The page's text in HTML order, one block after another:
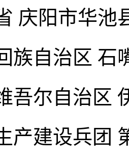
阳市华池
自治区 石
尔自治区
建设兵团